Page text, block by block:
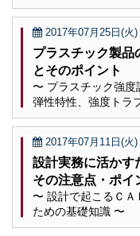
2017年07月25日(火)
プラスチック製品
とそのポイント
〜 プラスチック強
弾性特性、強度トラ
2017年07月11日(火)
設計実務に活かす
その注意点・ポイ
〜 設計で起こるＣ
ための基礎知識 〜